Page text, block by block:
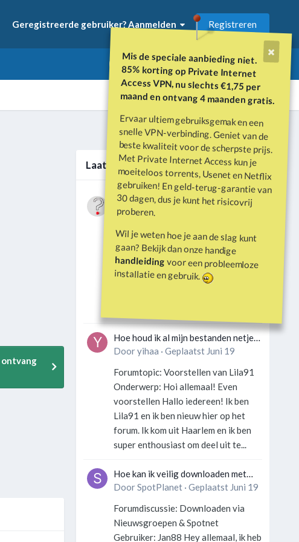
Mis de speciale aanbieding niet.
85% korting op Private Internet
Access VPN, nu slechts €1,75 per
maand en ontvang 4 maanden gratis.
Ervaar ultiem gebruiksgemak en een
snelle VPN-verbinding. Geniet van de
beste kwaliteit voor de scherpste prijs.
Met Private Internet Access kun je
moeiteloos torrents, Usenet en Netflix
gebruiken! En geld-terug-garantie van
30 dagen, dus je kunt het risicovrij
proberen.
Wil je weten hoe je aan de slag kunt
gaan? Bekijk dan onze handige
handleidingvoor een probleemloze
installatie en gebruik.
Geregistreerde gebruiker? Aanmelden Registreren
Alle activiteit
ontvang
Laatste berichten
Wat is er gebeurd met Davey Hearn
en de vandalisatie van het
Washington Reflecting Pool?
DoorVraagbaak
Forumdiscussie: Davey Hearn:
Former Olympian Denies Vandalising
Washington Reflecting Pool
Gebruiker: SportFan123 Hey
Hoe houd ik al mijn bestanden netjes
georganiseerd zonder gek te
Dooryihaa · Geplaatst Juni 19
Forumtopic: Voorstellen van Lila91
Onderwerp: Hoi allemaal! Even
voorstellen Hallo iedereen! Ik ben
Lila91 en ik ben nieuw hier op het
forum. Ik kom uit Haarlem en ik ben
super enthousiast om deel uit te...
Hoe kan ik veilig downloaden met
een VPN zonder technische kennis?
DoorSpotPlanet· Geplaatst Juni 19
Forumdiscussie: Downloaden via
Nieuwsgroepen & Spotnet
Gebruiker: Jan88 Hey allemaal, ik heb